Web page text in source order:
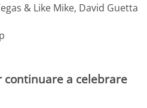
& Like Mike, David Guetta
continuare a celebrare